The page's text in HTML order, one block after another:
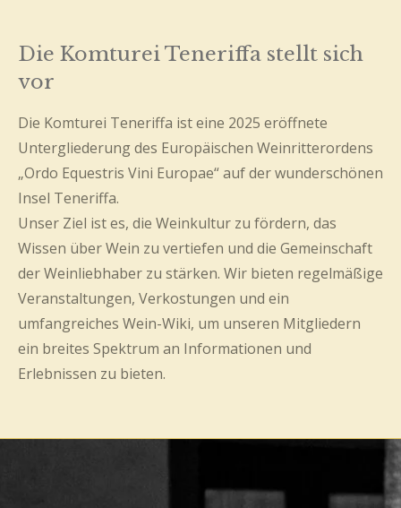
Die Komturei Teneriffa stellt sich
vor
Die Komturei Teneriffa ist eine 2025 eröffnete
Untergliederung des Europäischen Weinritterordens
„Ordo Equestris Vini Europae“ auf der wunderschönen
Insel Teneriffa.
Unser Ziel ist es, die Weinkultur zu fördern, das
Wissen über Wein zu vertiefen und die Gemeinschaft
der Weinliebhaber zu stärken. Wir bieten regelmäßige
Veranstaltungen, Verkostungen und ein
umfangreiches Wein-Wiki, um unseren Mitgliedern
ein breites Spektrum an Informationen und
Erlebnissen zu bieten.